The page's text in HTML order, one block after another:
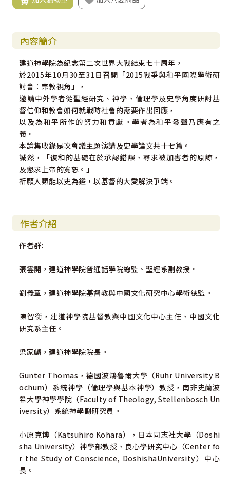
內容簡介
建道神學院為紀念第二次世界大戰結束七十周年，
於2015年10月30至31日召開「2015戰爭與和平國際學術研
討會：宗教視角」，
邀請中外學者從聖經研究、神學、倫理學及史學角度研討基
督信仰和教會如何就戰時社會的需要作出回應，
以及為和平所作的努力和貢獻。學者為和平發聲乃應有之
義。
本論集收錄是次會議主題演講及史學論文共十七篇。
誠然，「復和的基礎在於承認錯誤、尋求被加害者的原諒，
及懇求上帝的寬恕。」
祈願人類能以史為鑑，以基督的大愛解決爭端。
作者介紹
作者群:
張雲開，建道神學院普通話學院總監、聖經系副教授。
劉義章，建道神學院基督教與中國文化研究中心學術總監。
陳智衡，建道神學院基督教與中國文化中心主任、中國文化
研究系主任。
梁家麟，建道神學院院長。
Gunter Thomas，德國波鴻魯爾大學（Ruhr University B
ochum）系統神學（倫理學與基本神學）教授，南非史蘭波
希大學神學學院（Faculty of Theology, Stellenbosch Un
iversity）系統神學副研究員。
小原克博（Katsuhiro Kohara），日本同志社大學（Doshi
sha University）神學部教授、良心學研究中心（Center fo
r the Study of Conscience, DoshishaUniversity）中心
長。